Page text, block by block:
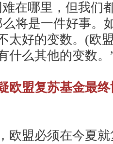
哪里，但我们
将是一件好事。
太好的变数。(欧
什么其他的变数
欧盟复苏基金最
盟必须在今夏就